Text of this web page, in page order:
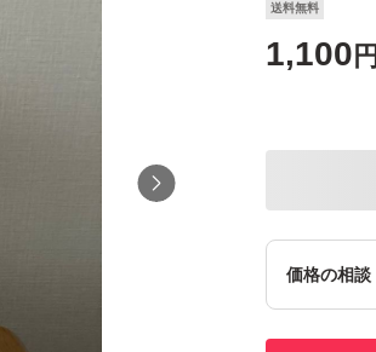
送料無料
1,100 円
価格の相談